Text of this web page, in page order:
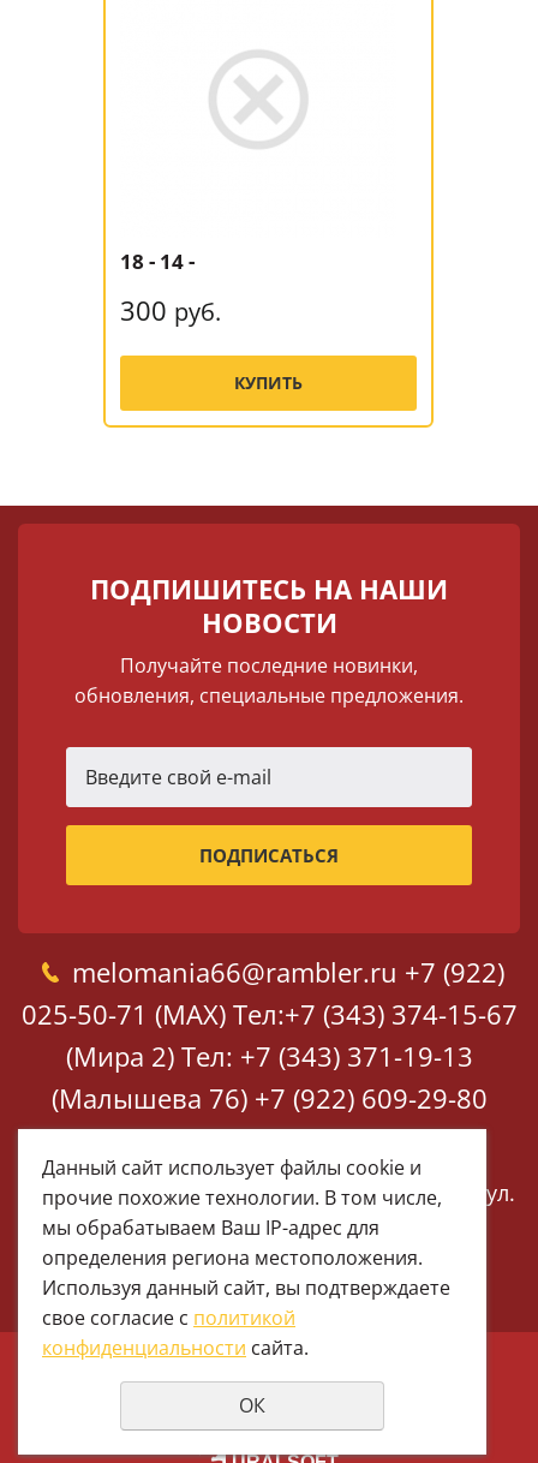
18 - 14 -
300 руб.
КУПИТЬ
ПОДПИШИТЕСЬ НА НАШИ
НОВОСТИ
Получайте последние новинки,
обновления, специальные предложения.
melomania66@rambler.ru +7 (922)
025-50-71 (MAX) Тел:+7 (343) 374-15-67
(Мира 2) Тел: +7 (343) 371-19-13
(Малышева 76) +7 (922) 609-29-80
(MAX)
Екатеринбург, ул. Мира 2
Екатеринбург, ул.
Малышева 76
© 1997 - 2026 Меломания
Политика конфиденциальности
Данный сайт использует файлы cookie и
прочие похожие технологии. В том числе,
мы обрабатываем Ваш IP-адрес для
определения региона местоположения.
Используя данный сайт, вы подтверждаете
свое согласие с политикой
конфиденциальности сайта.
ОК